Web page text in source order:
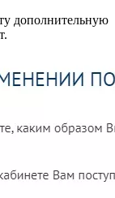
дополнительную